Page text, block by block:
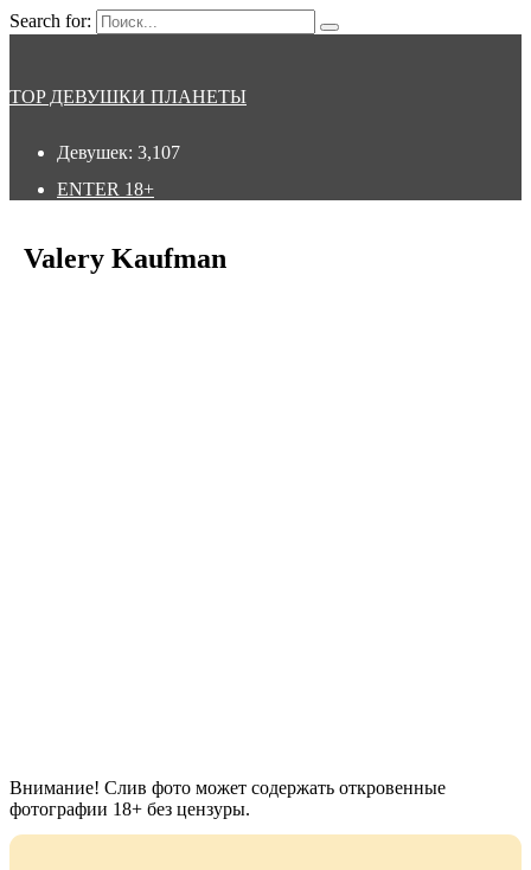
Search for:
TOP ДЕВУШКИ ПЛАНЕТЫ
Девушек: 3,107
ENTER 18+
Valery Kaufman
Внимание! Слив фото может содержать откровенные
фотографии 18+ без цензуры.